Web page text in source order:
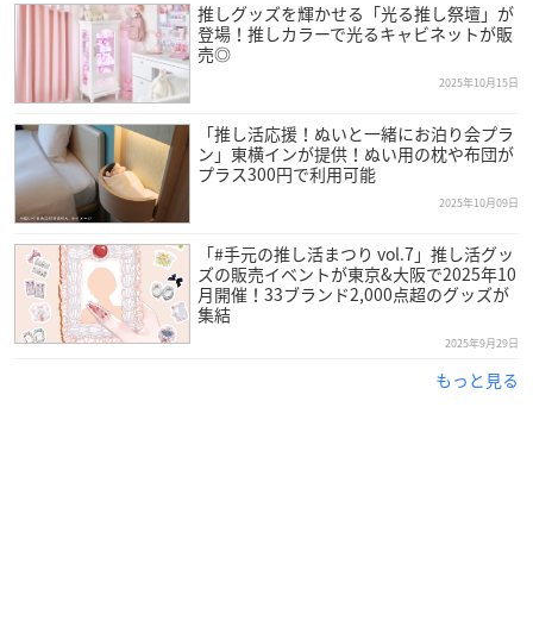
推しグッズを輝かせる「光る推し祭壇」が
登場！推しカラーで光るキャビネットが販
売◎
2025年10月15日
「推し活応援！ぬいと一緒にお泊り会プラ
ン」東横インが提供！ぬい用の枕や布団が
プラス300円で利用可能
2025年10月09日
「#手元の推し活まつり vol.7」推し活グッ
ズの販売イベントが東京&大阪で2025年10
月開催！33ブランド2,000点超のグッズが
集結
2025年9月29日
もっと見る